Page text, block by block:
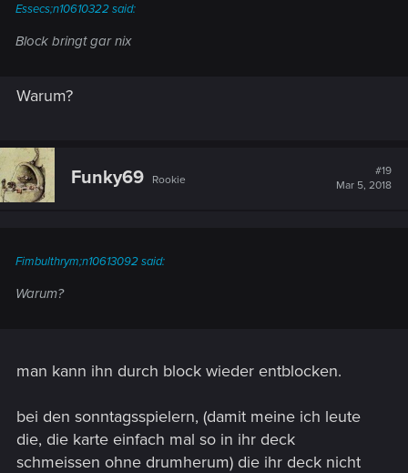
Essecs;n10610322 said:
Block bringt gar nix
Warum?
Funky69 Rookie
#19
Mar 5, 2018
Fimbulthrym;n10613092 said:
Warum?
man kann ihn durch block wieder entblocken.
bei den sonntagsspielern, (damit meine ich leute
die, die karte einfach mal so in ihr deck
schmeissen ohne drumherum) die ihr deck nicht